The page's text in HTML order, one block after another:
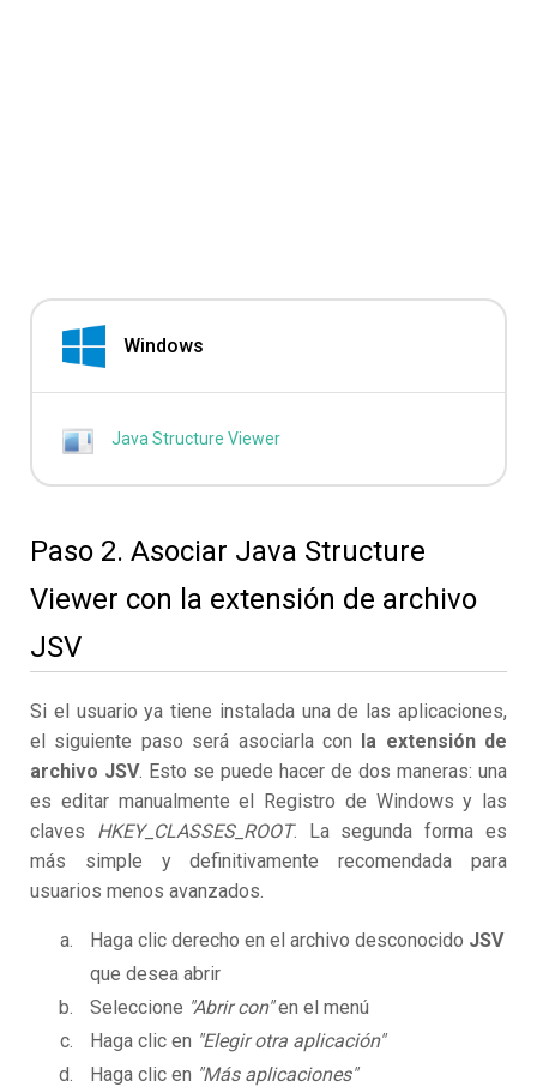
Windows
Java Structure Viewer
Paso 2. Asociar Java Structure
Viewer con la extensión de archivo
JSV
Si el usuario ya tiene instalada una de las aplicaciones,
el siguiente paso será asociarla con la extensión de
archivo JSV. Esto se puede hacer de dos maneras: una
es editar manualmente el Registro de Windows y las
claves HKEY_CLASSES_ROOT. La segunda forma es
más simple y definitivamente recomendada para
usuarios menos avanzados.
Haga clic derecho en el archivo desconocido JSV
que desea abrir
Seleccione "Abrir con"en el menú
Haga clic en "Elegir otra aplicación"
Haga clic en "Más aplicaciones"